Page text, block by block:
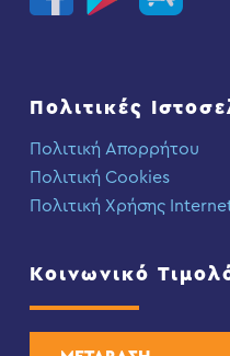
Πολιτικές
Πολιτική Απορρήτου
Πολιτική Cookies
Πολιτική Χρήσης
Κοινωνικό